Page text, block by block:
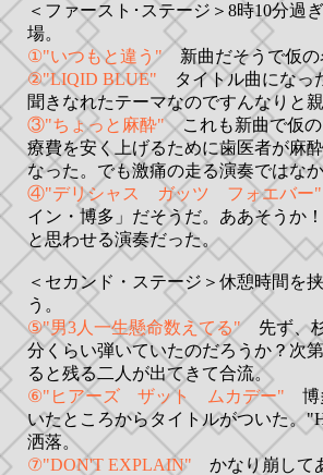
＜ファースト･ステージ＞8時10分過
場。
①"いつもと違う"新曲だそうで仮の
②"LIQID BLUE" タイトル曲にな
聞きなれたテーマなのですんなりと
③"ちょっと麻酔"これも新曲で仮の
療費を安く上げるために歯医者が麻
なった。でも激痛の走る演奏ではな
④"デリシャス ガッツ フォエバー"
イン・博多」だそうだ。ああそうか
と思わせる演奏だった。
＜セカンド・ステージ＞休憩時間を
う。
⑤"男3人一生懸命数えてる"先ず、杉
分くらい弾いていたのだろうか？次
ると残る二人が出てきて合流。
⑥"ヒアーズ ザット ムカデー" 博
いたところからタイトルがついた。
洒落。
⑦"DON'T EXPLAIN" かなり崩して